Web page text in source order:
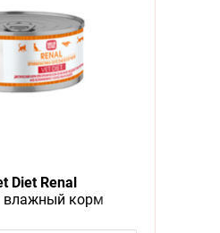
Diet Renal
влажный корм